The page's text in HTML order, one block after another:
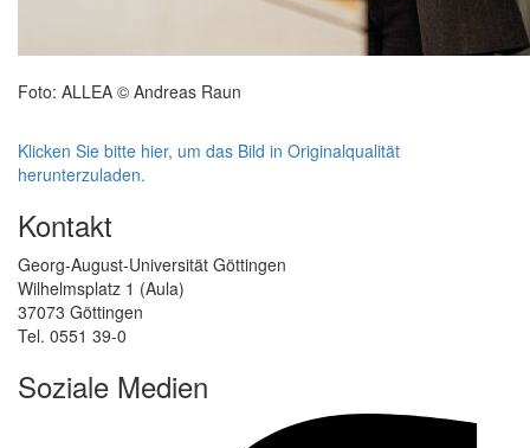
Foto: ALLEA © Andreas Raun
Klicken Sie bitte hier, um das Bild in Originalqualität
herunterzuladen.
Kontakt
Georg-August-Universität Göttingen
Wilhelmsplatz 1 (Aula)
37073 Göttingen
Tel. 0551 39-0
Soziale Medien